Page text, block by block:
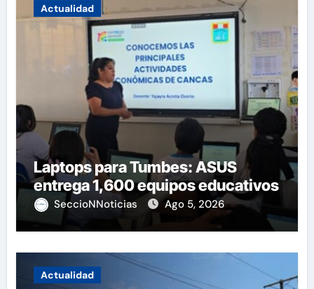
Actualidad
Laptops para Tumbes: ASUS
entrega 1,600 equipos educativos
SeccioNNoticias Ago 5, 2026
Actualidad